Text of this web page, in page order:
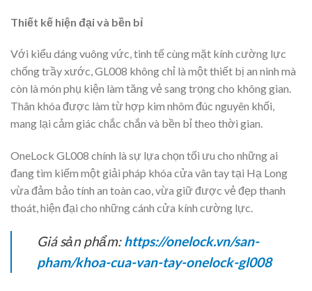
Thiết kế hiện đại và bền bỉ
Với kiểu dáng vuông vức, tinh tế cùng mặt kính cường lực
chống trầy xước, GL008 không chỉ là một thiết bị an ninh mà
còn là món phụ kiện làm tăng vẻ sang trọng cho không gian.
Thân khóa được làm từ hợp kim nhôm đúc nguyên khối,
mang lại cảm giác chắc chắn và bền bỉ theo thời gian.
OneLock GL008 chính là sự lựa chọn tối ưu cho những ai
đang tìm kiếm một giải pháp khóa cửa vân tay tại Hạ Long
vừa đảm bảo tính an toàn cao, vừa giữ được vẻ đẹp thanh
thoát, hiện đại cho những cánh cửa kính cường lực.
Giá sản phẩm:https://onelock.vn/san-
pham/khoa-cua-van-tay-onelock-gl008